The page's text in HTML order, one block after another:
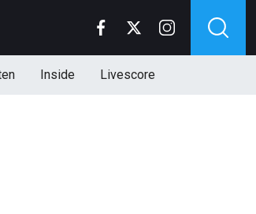
Inside Livescore